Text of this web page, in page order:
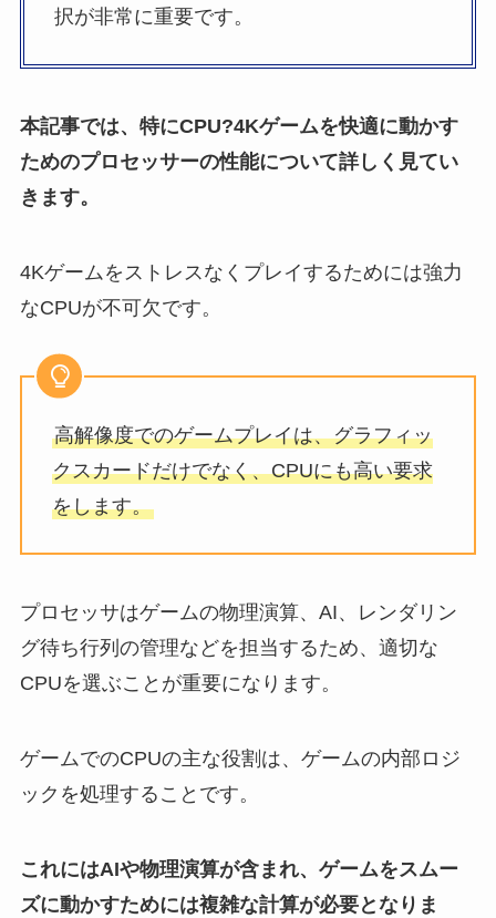
択が非常に重要です。
本記事では、特にCPU?4Kゲームを快適に動かす
ためのプロセッサーの性能について詳しく見てい
きます。
4Kゲームをストレスなくプレイするためには強力
なCPUが不可欠です。
高解像度でのゲームプレイは、グラフィッ
クスカードだけでなく、CPUにも高い要求
をします。
プロセッサはゲームの物理演算、AI、レンダリン
グ待ち行列の管理などを担当するため、適切な
CPUを選ぶことが重要になります。
ゲームでのCPUの主な役割は、ゲームの内部ロジ
ックを処理することです。
これにはAIや物理演算が含まれ、ゲームをスムー
ズに動かすためには複雑な計算が必要となりま